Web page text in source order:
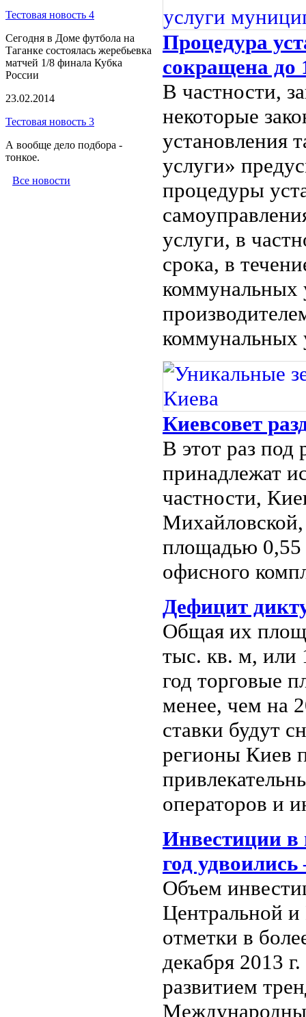
Тестовая новость 4
Сегодня в Доме футбола на
Таганке состоялась жеребьевка
матчей 1/8 финала Кубка
России
23.02.2014
Тестовая новость 3
А вообще дело подбора -
тонкое.
Все новости
Процедура
сокращена до
В частности,
некоторые
установления
услуги»
процедуры
услуги, в
срока, в
коммунальных
коммунальных
Киевсовет
В этот раз под
принадлежат
частности,
площадью 0,55
офисного
Дефицит
Общая их
тыс. кв. м, или
год торговые
менее, чем на
ставки будут
регионы Киев
операторов и
Инвестиции в
год
Объем
Центральной
отметки в
декабря 2013
развитием